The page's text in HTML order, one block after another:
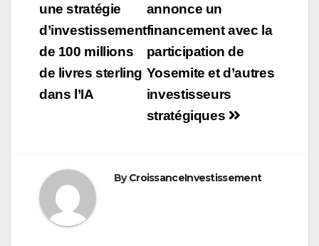
de
l’article
annonce un
financement avec la
participation de
Yosemite et d’autres
investisseurs
stratégiques
une stratégie
d’investissement
de 100 millions
de livres sterling
dans l’IA
ByCroissanceInvestissement